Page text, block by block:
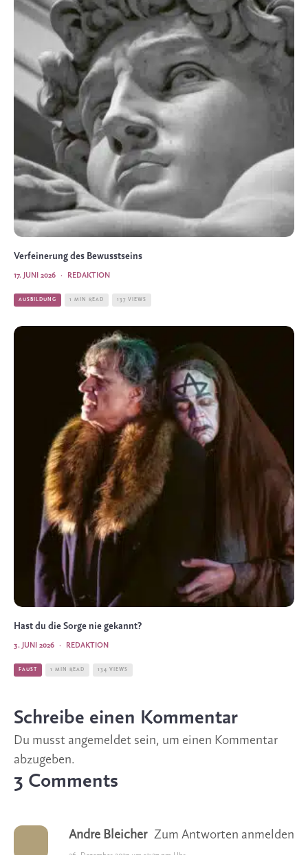
Verfeinerung des Bewusstseins
REDAKTION
·
17. JUNI 2026
AUSBILDUNG 1 MIN READ 137 VIEWS
Hast du die Sorge nie gekannt?
REDAKTION
·
3. JUNI 2026
FAUST 1 MIN READ 134 VIEWS
Schreibe einen Kommentar
Du musst angemeldet sein, um einen Kommentar
abzugeben.
3 Comments
Andre Bleicher Zum Antworten anmelden